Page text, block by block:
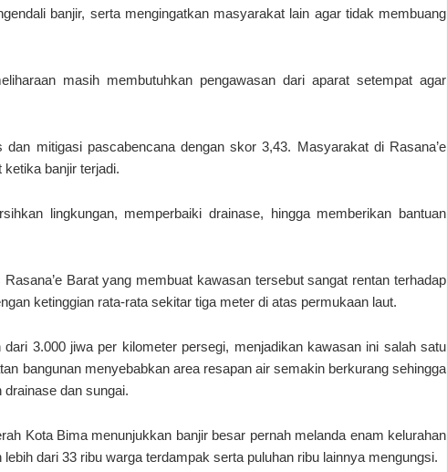
banjir, serta mengingatkan masyarakat lain agar tidak membuang
masih membutuhkan pengawasan dari aparat setempat agar
mitigasi pascabencana dengan skor 3,43. Masyarakat di Rasana’e
banjir terjadi.
lingkungan, memperbaiki drainase, hingga memberikan bantuan
Barat yang membuat kawasan tersebut sangat rentan terhadap
ketinggian rata-rata sekitar tiga meter di atas permukaan laut.
3.000 jiwa per kilometer persegi, menjadikan kawasan ini salah satu
bangunan menyebabkan area resapan air semakin berkurang sehingga
dan sungai.
Kota Bima menunjukkan banjir besar pernah melanda enam kelurahan
dari 33 ribu warga terdampak serta puluhan ribu lainnya mengungsi.